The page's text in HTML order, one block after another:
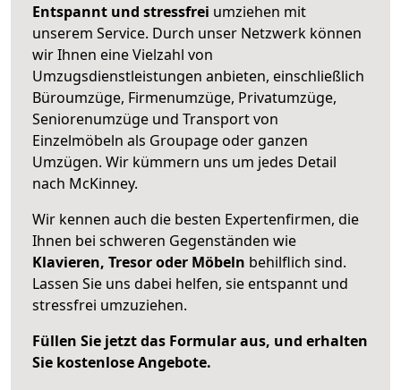
Entspannt und stressfrei umziehen mit
unserem Service. Durch unser Netzwerk können
wir Ihnen eine Vielzahl von
Umzugsdienstleistungen anbieten, einschließlich
Büroumzüge, Firmenumzüge, Privatumzüge,
Seniorenumzüge und Transport von
Einzelmöbeln als Groupage oder ganzen
Umzügen. Wir kümmern uns um jedes Detail
nach McKinney.
Wir kennen auch die besten Expertenfirmen, die
Ihnen bei schweren Gegenständen wie
Klavieren, Tresor oder Möbeln behilflich sind.
Lassen Sie uns dabei helfen, sie entspannt und
stressfrei umzuziehen.
Füllen Sie jetzt das Formular aus, und erhalten
Sie kostenlose Angebote.